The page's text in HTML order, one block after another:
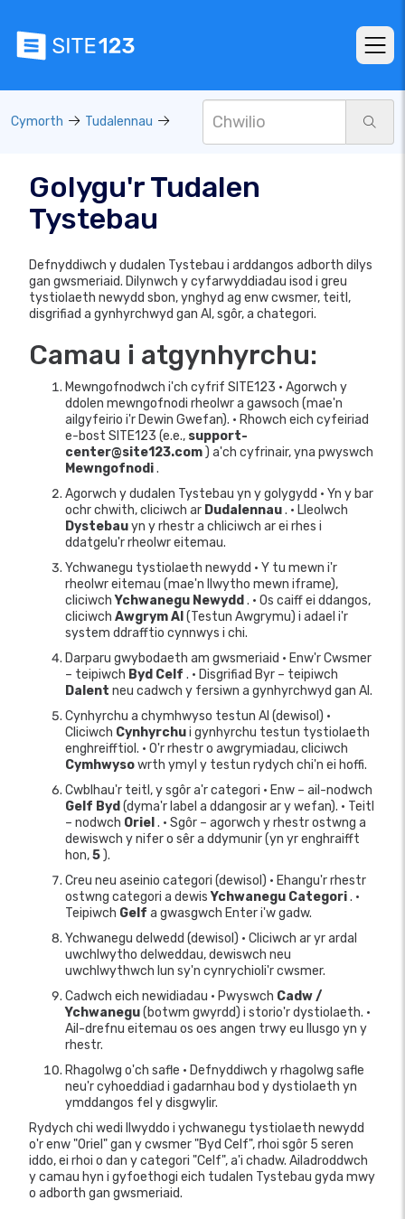
Cymorth Tudalennau
Golygu'r Tudalen
Tystebau
Defnyddiwch y dudalen Tystebau i arddangos adborth dilys
gan gwsmeriaid. Dilynwch y cyfarwyddiadau isod i greu
tystiolaeth newydd sbon, ynghyd ag enw cwsmer, teitl,
disgrifiad a gynhyrchwyd gan AI, sgôr, a chategori.
Camau i atgynhyrchu:
Mewngofnodwch i'ch cyfrif SITE123 • Agorwch y
ddolen mewngofnodi rheolwr a gawsoch (mae'n
ailgyfeirio i'r Dewin Gwefan). • Rhowch eich cyfeiriad
e-bost SITE123 (e.e., support-
center@site123.com) a'ch cyfrinair, yna pwyswch
Mewngofnodi.
Agorwch y dudalen Tystebau yn y golygydd • Yn y bar
ochr chwith, cliciwch ar Dudalennau. • Lleolwch
Dystebauyn y rhestr a chliciwch ar ei rhes i
ddatgelu'r rheolwr eitemau.
Ychwanegu tystiolaeth newydd • Y tu mewn i'r
rheolwr eitemau (mae'n llwytho mewn iframe),
cliciwchYchwanegu Newydd . • Os caiff ei ddangos,
cliciwch Awgrym AI (Testun Awgrymu) i adael i'r
system ddrafftio cynnwys i chi.
Darparu gwybodaeth am gwsmeriaid • Enw'r Cwsmer
– teipiwch Byd Celf . • Disgrifiad Byr – teipiwch
Dalent neu cadwch y fersiwn a gynhyrchwyd gan AI.
Cynhyrchu a chymhwyso testun AI (dewisol) •
Cliciwch Cynhyrchui gynhyrchu testun tystiolaeth
enghreifftiol. • O'r rhestr o awgrymiadau, cliciwch
Cymhwysowrth ymyl y testun rydych chi'n ei hoffi.
Cwblhau'r teitl, y sgôr a'r categori • Enw – ail-nodwch
Gelf Byd (dyma'r label a ddangosir ar y wefan). • Teitl
– nodwch Oriel . • Sgôr – agorwch y rhestr ostwng a
dewiswch y nifer o sêr a ddymunir (yn yr enghraifft
hon,5).
Creu neu aseinio categori (dewisol) • Ehangu'r rhestr
ostwng categori a dewisYchwanegu Categori. •
Teipiwch Gelf a gwasgwch Enter i'w gadw.
Ychwanegu delwedd (dewisol) • Cliciwch ar yr ardal
uwchlwytho delweddau, dewiswch neu
uwchlwythwch lun sy'n cynrychioli'r cwsmer.
Cadwch eich newidiadau • Pwyswch Cadw /
Ychwanegu(botwm gwyrdd) i storio'r dystiolaeth. •
Ail-drefnu eitemau os oes angen trwy eu llusgo yn y
rhestr.
Rhagolwg o'ch safle • Defnyddiwch y rhagolwg safle
neu'r cyhoeddiad i gadarnhau bod y dystiolaeth yn
ymddangos fel y disgwylir.
Rydych chi wedi llwyddo i ychwanegu tystiolaeth newydd
o'r enw "Oriel" gan y cwsmer "Byd Celf", rhoi sgôr 5 seren
iddo, ei rhoi o dan y categori "Celf", a'i chadw. Ailadroddwch
y camau hyn i gyfoethogi eich tudalen Tystebau gyda mwy
o adborth gan gwsmeriaid.